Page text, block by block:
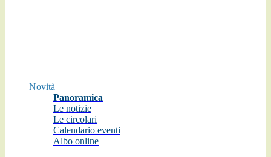
Novità
Panoramica
Le notizie
Le circolari
Calendario eventi
Albo online